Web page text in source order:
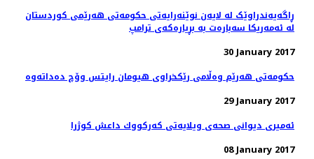
ڕاگەیەندراوێک لە لایەن نوێنەرایەتی حکومەتی هەرێمی کوردستان
لە ئەمەریکا سەبارەت بە بڕیارەکەی ترامپ
30 January 2017
29 January 2017
ئەمیری دیوانی صحەی ویلایەتی كه‌ركووك داعش کوژرا
08 January 2017